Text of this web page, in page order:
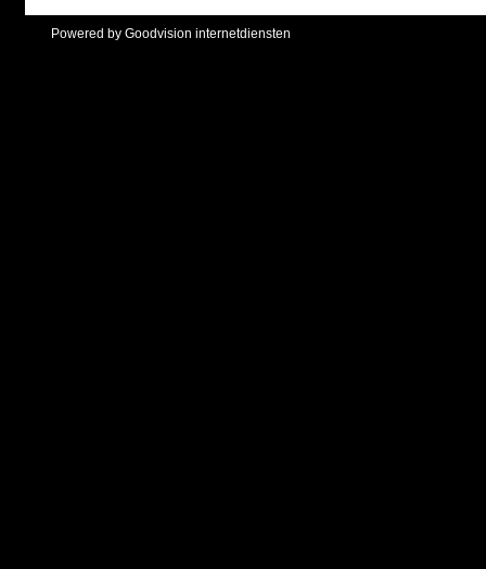
Powered by Goodvision internetdiensten